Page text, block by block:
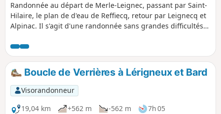
Randonnée au départ de Merle-Leignec, passant par Saint-
Hilaire, le plan de d'eau de Reffiecq, retour par Leignecq et
Alpinac. Il s'agit d'une randonnée sans grandes difficultés
zone ombragée. Plusieurs endroits où s'arrêter, avec le plan
d'eau qui se prête parfaitement à un pique-nique. Bien
suivre la trace GPX (application Visorando conseillée) car,
sinon, risque de se mélanger avec les différents
balisages. Beaux paysages, belles campagnes, belle région.
J'espère que vous aimerez ce petit voyage, n'hésitez pas à
me faire partager vos remarques.
Boucle de Verrières à Lérigneux et Bard
Visorandonneur
19,04 km
+562 m -562 m
7h 05